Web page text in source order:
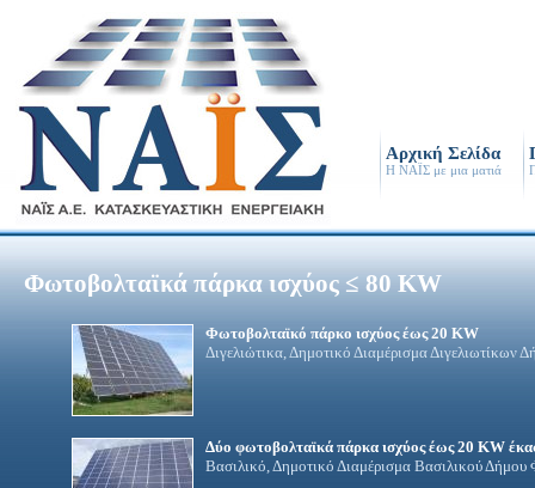
Αρχική Σελίδα
Η ΝΑΪΣ με μια ματιά
Φωτοβολταϊκά πάρκα ισχύος ≤ 80 KW
Φωτοβολταϊκό πάρκο ισχύος έως 20 KW
Διγελιώτικα, Δημοτικό Διαμέρισμα Διγελιωτίκων
Δύο φωτοβολταϊκά πάρκα ισχύος έως 20 KW
Βασιλικό, Δημοτικό Διαμέρισμα Βασιλικού